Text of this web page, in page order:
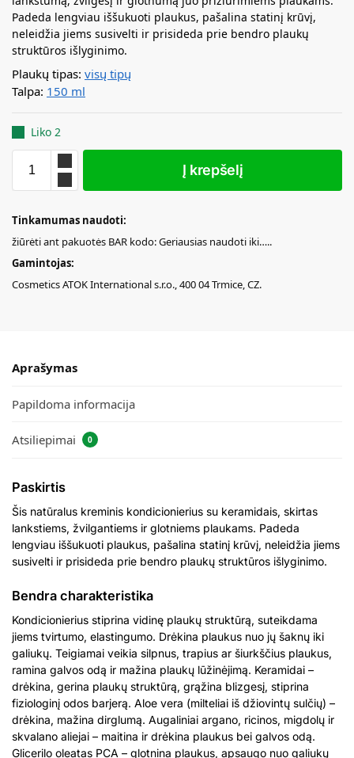
Padeda lengviau iššukuoti plaukus, pašalina statinį krūvį,
neleidžia jiems susivelti ir prisideda prie bendro plaukų
struktūros išlyginimo.
Plaukų tipas: visų tipų
Talpa: 150 ml
Liko 2
Į krepšelį
Tinkamumas naudoti:
žiūrėti ant pakuotės BAR kodo: Geriausias naudoti iki…..
Gamintojas:
Cosmetics ATOK International s.r.o., 400 04 Trmice, CZ.
Aprašymas
Papildoma informacija
Atsiliepimai 0
Paskirtis
Šis natūralus kreminis kondicionierius su keramidais, skirtas
lankstiems, žvilgantiems ir glotniems plaukams. Padeda
lengviau iššukuoti plaukus, pašalina statinį krūvį, neleidžia jiems
susivelti ir prisideda prie bendro plaukų struktūros išlyginimo.
Bendra charakteristika
Kondicionierius stiprina vidinę plaukų struktūrą, suteikdama
jiems tvirtumo, elastingumo. Drėkina plaukus nuo jų šaknų iki
galiukų. Teigiamai veikia silpnus, trapius ar šiurkščius plaukus,
ramina galvos odą ir mažina plaukų lūžinėjimą. Keramidai –
drėkina, gerina plaukų struktūrą, grąžina blizgesį, stiprina
fiziologinį odos barjerą. Aloe vera (milteliai iš džiovintų sulčių) –
drėkina, mažina dirglumą. Augaliniai argano, ricinos, migdolų ir
skvalano aliejai – maitina ir drėkina plaukus bei galvos odą.
Glicerilo oleatas PCA – glotnina plaukus, apsaugo nuo galiukų